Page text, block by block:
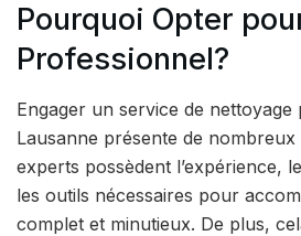
Pourquoi Opter
Professionnel?
Engager un service de nettoyage
Lausanne présente de nombreux
experts possèdent l’expérience,
les outils nécessaires pour
complet et minutieux. De plus,